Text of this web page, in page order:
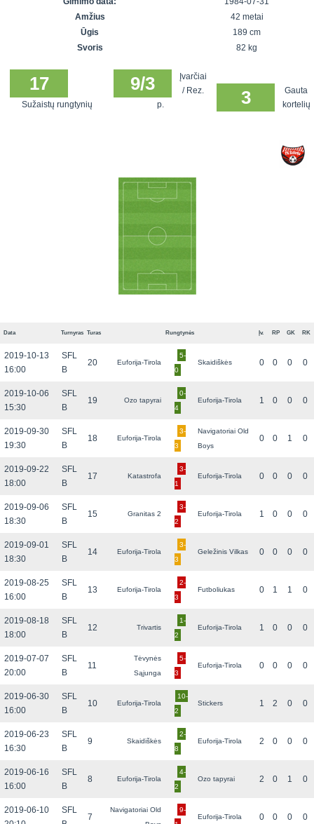
SFL rudens
Snaigės taurė
čempionatas
Vilnius
Amžius
42 metai
Ūgis
189 cm
Svoris
82 kg
17
Sužaistų rungtynių
9/3
Įvarčiai
/ Rez.
p.
3
Gauta
kortelių
Data Turnyras Turas Rungtynės Įv. RP GK RK
2019-10-13
16:00
SFL
B
20 Euforija-Tirola
5-
0
Skaidiškės 0 0 0 0
2019-10-06
15:30
SFL
B
19 Ozo tapyrai
0-
4
Euforija-Tirola 1 0 0 0
2019-09-30
19:30
SFL
B
18 Euforija-Tirola
3-
3
Navigatoriai Old
Boys
0 0 1 0
2019-09-22
18:00
SFL
B
17 Katastrofa
3-
1
Euforija-Tirola 0 0 0 0
2019-09-06
18:30
SFL
B
15 Granitas 2
3-
2
Euforija-Tirola 1 0 0 0
2019-09-01
18:30
SFL
B
14 Euforija-Tirola
3-
3
Geležinis Vilkas 0 0 0 0
2019-08-25
16:00
SFL
B
13 Euforija-Tirola
2-
3
Futboliukas 0 1 1 0
2019-08-18
18:00
SFL
B
12 Trivartis
1-
2
Euforija-Tirola 1 0 0 0
2019-07-07
20:00
SFL
B
11
Tėvynės
Sąjunga
5-
3
Euforija-Tirola 0 0 0 0
2019-06-30
16:00
SFL
B
10 Euforija-Tirola
10-
2
Stickers 1 2 0 0
2019-06-23
16:30
SFL
B
9 Skaidiškės
2-
8
Euforija-Tirola 2 0 0 0
2019-06-16
16:00
SFL
B
8 Euforija-Tirola
4-
2
Ozo tapyrai 2 0 1 0
2019-06-10
SFL
7
Navigatoriai Old
9-
Euforija-Tirola 0 0 0 0